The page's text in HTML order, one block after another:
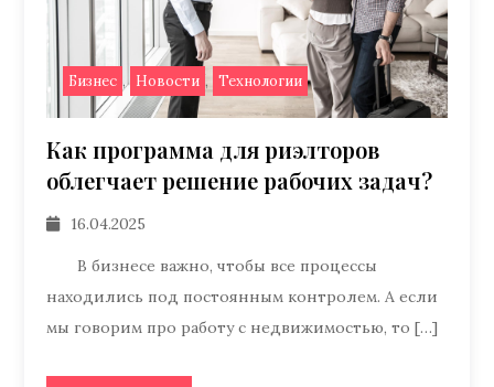
Бизнес , Новости , Технологии
Как программа для риэлторов
облегчает решение рабочих задач?
16.04.2025
В бизнесе важно, чтобы все процессы
находились под постоянным контролем. А если
мы говорим про работу с недвижимостью, то […]